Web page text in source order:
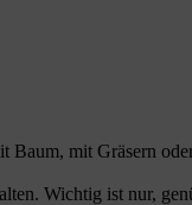
mit Gräsern
Wichtig ist nur,